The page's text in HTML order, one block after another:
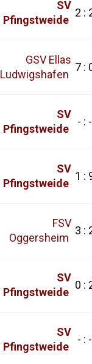
SV
Pfingstweide
2 :
GSV Ellas
Ludwigshafen
7 :
SV
Pfingstweide
- : -
SV
Pfingstweide
1 :
FSV
Oggersheim
3 :
SV
Pfingstweide
0 :
SV
Pfingstweide
- : -